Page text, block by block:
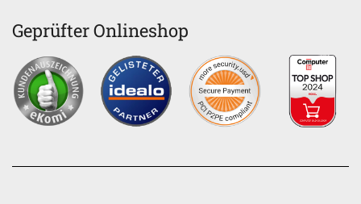
Geprüfter Onlineshop